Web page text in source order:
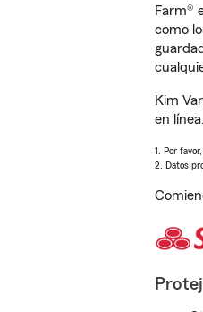
Farm®
como
Kim
en
1. Por
2. Datos